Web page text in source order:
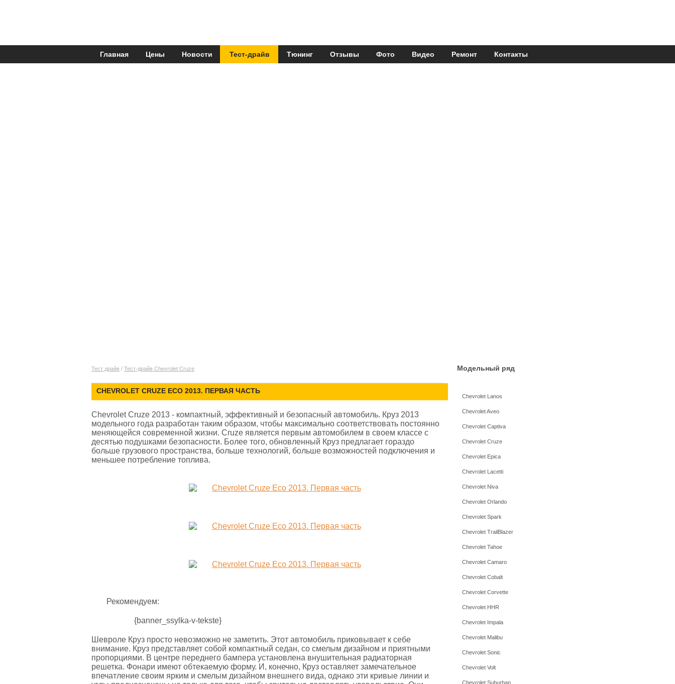
Главная Цены Новости Тест-драйв Тюнинг Отзывы Фото Видео Ремонт Контакты
Тест драйв / Тест-драйв Chevrolet Cruze
CHEVROLET CRUZE EСО 2013. ПЕРВАЯ ЧАСТЬ
Chevrolet Cruze 2013 - компактный, эффективный и безопасный автомобиль. Круз 2013
модельного года разработан таким образом, чтобы максимально соответствовать постоянно
меняющейся современной жизни. Cruze является первым автомобилем в своем классе с
десятью подушками безопасности. Более того, обновленный Круз предлагает гораздо
больше грузового пространства, больше технологий, больше возможностей подключения и
меньшее потребление топлива.
Рекомендуем:
{banner_ssylka-v-tekste}
Шевроле Круз просто невозможно не заметить. Этот автомобиль приковывает к себе
внимание. Круз представляет собой компактный седан, со смелым дизайном и приятными
пропорциями. В центре переднего бампера установлена внушительная радиаторная
решетка. Фонари имеют обтекаемую форму. И, конечно, Круз оставляет замечательное
впечатление своим ярким и смелым дизайном внешнего вида, однако эти кривые линии и
Модельный ряд
Chevrolet Lanos
Chevrolet Aveo
Chevrolet Captiva
Chevrolet Cruze
Chevrolet Epica
Chevrolet Lacetti
Chevrolet Niva
Chevrolet Orlando
Chevrolet Spark
Chevrolet TrailBlazer
Chevrolet Tahoe
Chevrolet Camaro
Chevrolet Cobalt
Chevrolet Corvette
Chevrolet HHR
Chevrolet Impala
Chevrolet Malibu
Chevrolet Sonic
Chevrolet Volt
Chevrolet Suburban